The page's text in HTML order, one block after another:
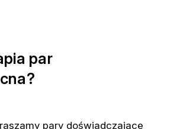
par
pary doświadczające